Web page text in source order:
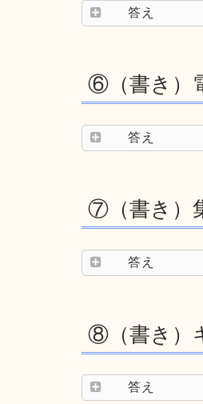
答え
⑥（書き）
答え
⑦（書き）
答え
⑧（書き）
答え